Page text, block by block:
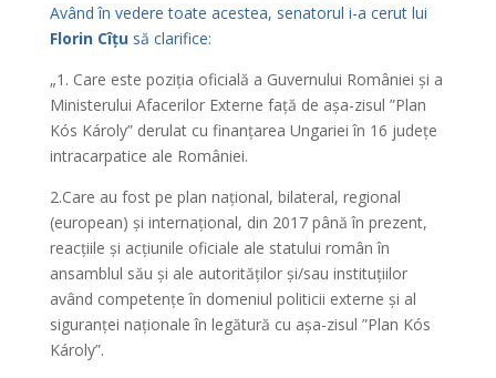
Având în vedere toate acestea, senatorul i-a cerut lui
Florin Cîțusă clarifice:
„1. Care este poziția oficială a Guvernului României și a
Ministerului Afacerilor Externe față de așa-zisul ”Plan
Kós Károly” derulat cu finanțarea Ungariei în 16 județe
intracarpatice ale României.
2.Care au fost pe plan național, bilateral, regional
(european) și internațional, din 2017 până în prezent,
reacțiile și acțiunile oficiale ale statului român în
ansamblul său și ale autorităților și/sau instituțiilor
având competențe în domeniul politicii externe și al
siguranței naționale în legătură cu așa-zisul ”Plan Kós
Károly”.